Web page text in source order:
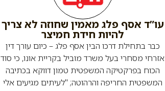
עו”ד אסף פלג מאמין שחוזה לא צריך
להיות חידת חמיצר
כבר בתחילת דרכו הבין אסף פלג – כיום עורך דין
אזרחי מסחרי בעל משרד מוביל בקריית אונו, כי סוד
הכוח בפרקטיקה המשפטית טמון דווקא בכתיבה
המשפטית החריפה והרהוטה; "לעיתים מגיעים אלי